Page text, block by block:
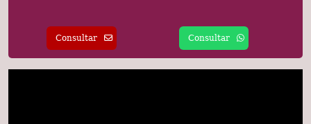
Consultar Consultar